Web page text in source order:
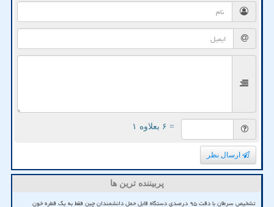
= ۶ بعلاوه ۱
ارسال نظر
پربیننده ترین ها
تشخیص سرطان با دقت ۹۵ درصدی دستگاه قابل حمل دانشمندان چین فقط به یک قطره خون